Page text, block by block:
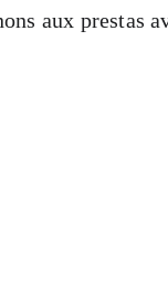
aux prestas